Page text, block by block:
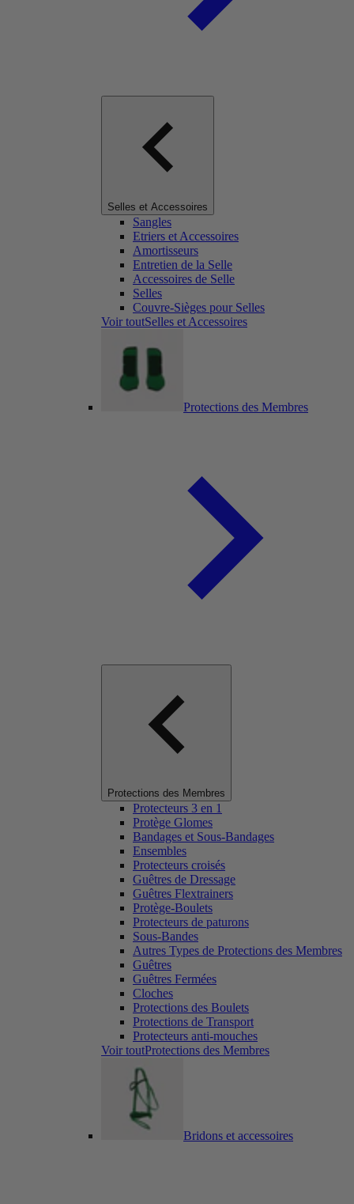
Selles et Accessoires
Sangles
Etriers et Accessoires
Amortisseurs
Entretien de la Selle
Accessoires de Selle
Selles
Couvre-Sièges pour Selles
Voir toutSelles et Accessoires
Protections des Membres
Protections des Membres
Protecteurs 3 en 1
Protège Glomes
Bandages et Sous-Bandages
Ensembles
Protecteurs croisés
Guêtres de Dressage
Guêtres Flextrainers
Protège-Boulets
Protecteurs de paturons
Sous-Bandes
Autres Types de Protections des Membres
Guêtres
Guêtres Fermées
Cloches
Protections des Boulets
Protections de Transport
Protecteurs anti-mouches
Voir toutProtections des Membres
Bridons et accessoires